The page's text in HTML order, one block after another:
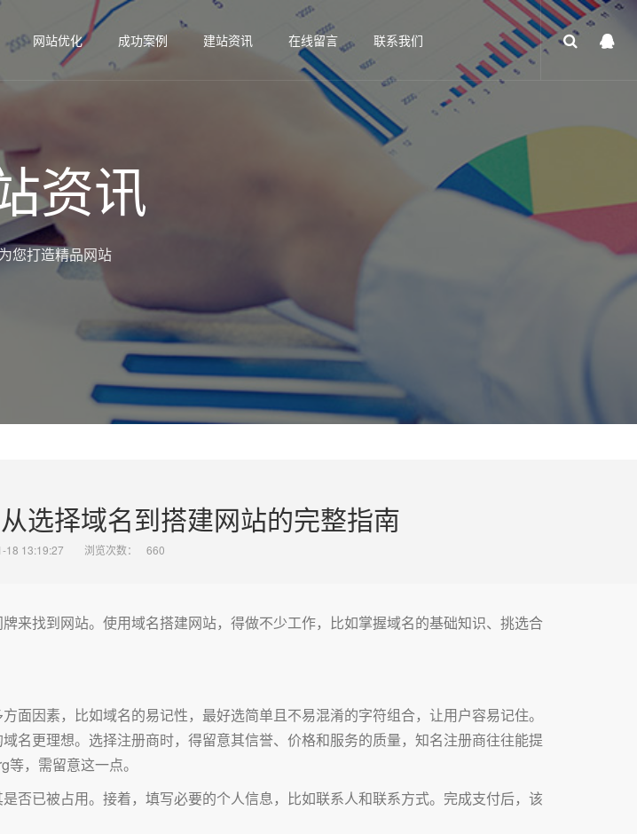
网站优化 成功案例 建站资讯 在线留言 联系我们
资讯
您打造精品网站
选择域名到搭建网站的完整指南
18 13:19:27 浏览次数： 660
来找到网站。使用域名搭建网站，得做不少工作，比如掌握域名的基础知识、挑选合
面因素，比如域名的易记性，最好选简单且不易混淆的字符组合，让用户容易记住。
名更理想。选择注册商时，得留意其信誉、价格和服务的质量，知名注册商往往能提
，需留意这一点。
否已被占用。接着，填写必要的个人信息，比如联系人和联系方式。完成支付后，该